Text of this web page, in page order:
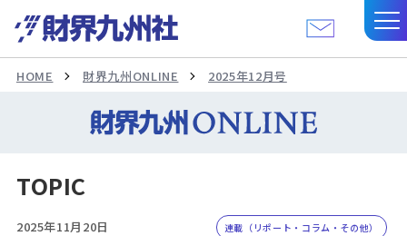
HOME 財界九州ONLINE 2025年12月号
TOPIC
2025年11月20日 連載（リポート・コラム・その他）